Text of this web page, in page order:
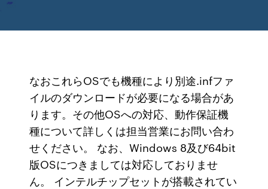
なおこれらOSでも機種により別途.infファ
イルのダウンロードが必要になる場合があ
ります。その他OSへの対応、動作保証機
種について詳しくは担当営業にお問い合わ
せください。 なお、Windows 8及び64bit
版OSにつきましては対応しておりませ
ん。 インテルチップセットが搭載されてい